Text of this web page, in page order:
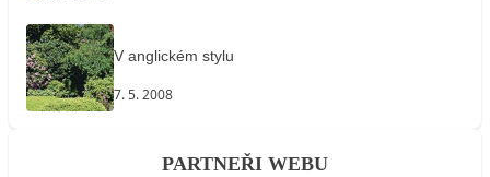
V anglickém stylu
7. 5. 2008
PARTNEŘI WEBU